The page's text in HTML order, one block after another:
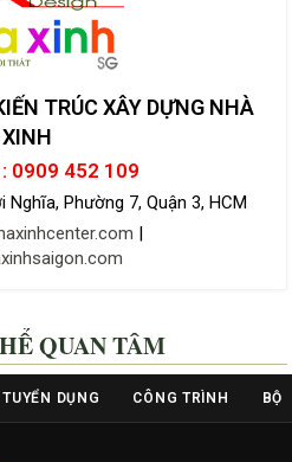
TRÚC XÂY DỰNG NHÀ
XINH
: 0909 452 109
Phường 7, Quận 3, HCM
|
QUAN TÂM
TUYỂN DỤNG CÔNG TRÌNH BỘ